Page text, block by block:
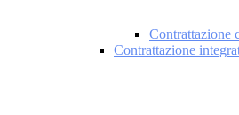
Contrattazione
Contrattazione